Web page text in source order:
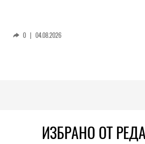
0 | 04.08.2026
ИЗБРАНО ОТ